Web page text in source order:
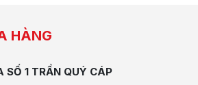
HÀNG
SỐ 1 TRẦN QUÝ CÁP